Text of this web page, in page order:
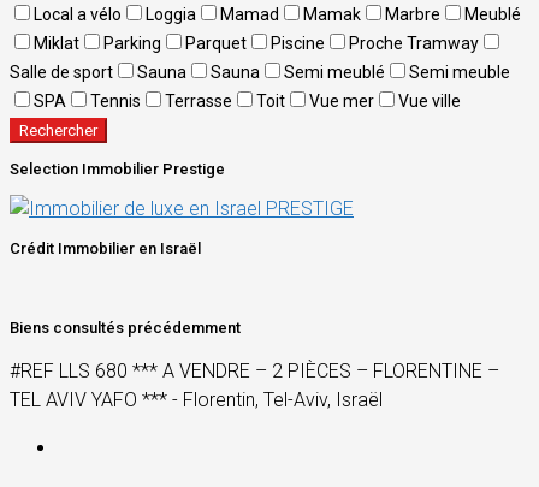
Local a vélo
Loggia Mamad Mamak Marbre
Meublé
Miklat
Parking Parquet Piscine
Proche Tramway
Salle de sport
Sauna Sauna Semi meublé
Semi meuble
SPA
Tennis Terrasse Toit Vue mer Vue ville
Rechercher
Selection Immobilier Prestige
Crédit Immobilier en Israël
Biens consultés précédemment
#REF LLS 680 *** A VENDRE – 2 PIÈCES – FLORENTINE –
TEL AVIV YAFO *** - Florentin, Tel-Aviv, Israël